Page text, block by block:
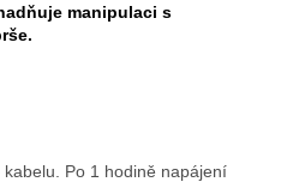
manipulaci s
Po 1 hodině napájení